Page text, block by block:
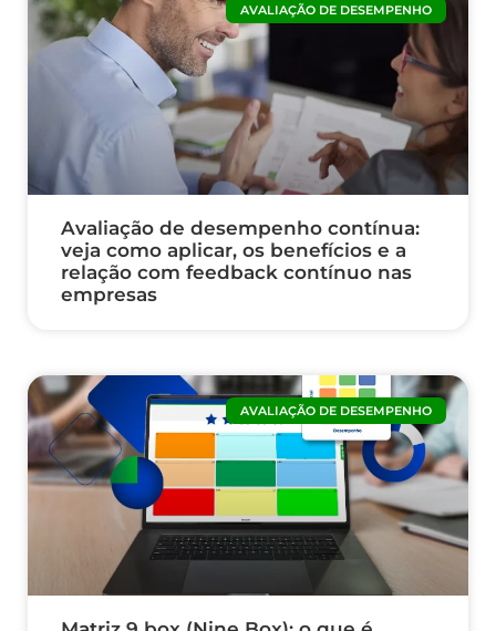
AVALIAÇÃO DE DESEMPENHO
Avaliação de desempenho contínua:
veja como aplicar, os benefícios e a
relação com feedback contínuo nas
empresas
AVALIAÇÃO DE DESEMPENHO